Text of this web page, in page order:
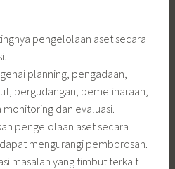
pengelolaan aset secara
planning, pengadaan,
pergudangan, pemeliharaan,
dan evaluasi.
pengelolaan aset secara
mengurangi pemborosan.
masalah yang timbut terkait